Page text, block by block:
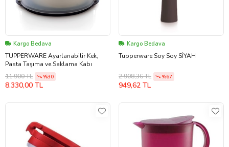
Kargo Bedava
TUPPERWARE Ayarlanabilir Kek,
Pasta Taşıma ve Saklama Kabı
11.900 TL
%30
8.330,00 TL
Kargo Bedava
Tupperware Soy Soy SİYAH
2.908,36 TL %67
949,62 TL